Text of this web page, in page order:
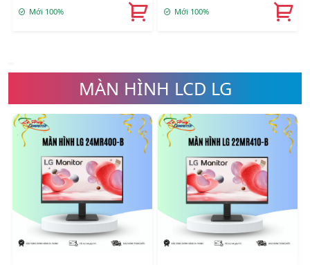
Mới 100%
Hình E-Dra EMA7301
Mới 100%
MÀN HÌNH LCD LG